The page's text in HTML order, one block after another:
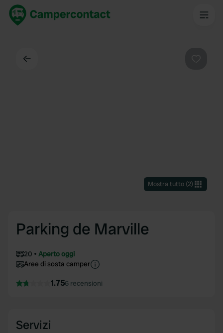
Mostra tutto(2)
Parking de Marville
20
Aperto oggi
Aree di sosta camper
1.756 recensioni
Servizi